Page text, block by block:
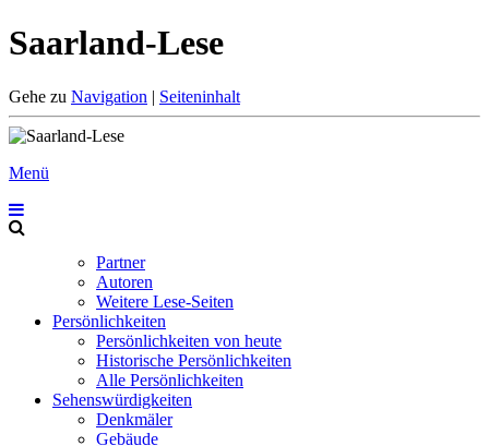
Saarland-Lese
Gehe zu Navigation | Seiteninhalt
Menü
Partner
Autoren
Weitere Lese-Seiten
Persönlichkeiten
Persönlichkeiten von heute
Historische Persönlichkeiten
Alle Persönlichkeiten
Sehenswürdigkeiten
Denkmäler
Gebäude